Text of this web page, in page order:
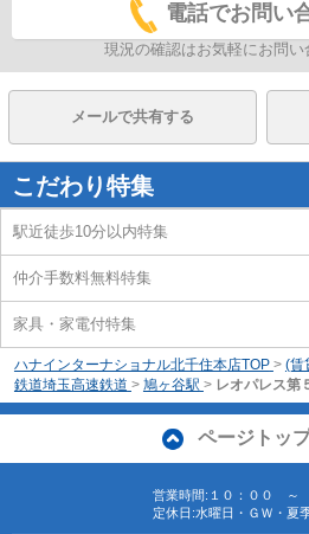
電話でお問い
現況の確認はお気軽にお問い
メールで共有する
こだわり特集
駅近徒歩10分以内特集
仲介手数料無料特集
家具・家電付特集
ハナインターナショナル北千住本店TOP > (賃
鉄道埼玉高速鉄道 > 鳩ヶ谷駅 > レオパレス第
ページトッ
営業時間:１０：００ ～
定休日:水曜日・ＧＷ・夏